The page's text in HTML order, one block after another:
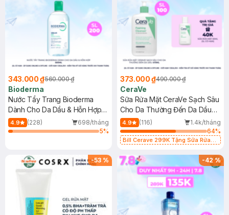
343.000 ₫560.000 ₫
Bioderma
Nước Tẩy Trang Bioderma
Dành Cho Da Dầu & Hỗn Hợp
500ml
4.9 (228)
698/tháng
5%
373.000 ₫490.000 ₫
CeraVe
Sữa Rửa Mặt CeraVe Sạch Sâu
Cho Da Thường Đến Da Dầu
473ml
4.9 (116)
1.4k/tháng
64%
Bill Cerave 299K Tặng Sữa Rửa
-53 % -42%